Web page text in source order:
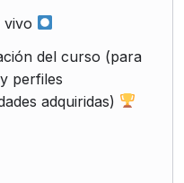
vivo
del curso (para
perfiles
adquiridas)